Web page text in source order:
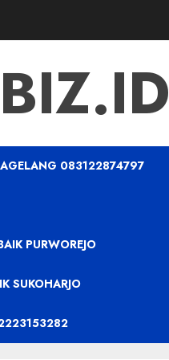
083122874797
PURWOREJO
SUKOHARJO